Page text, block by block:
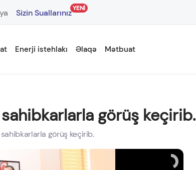
Sizin SuallarınızYENİ
Enerji istehlakı Əlaqə Mətbuat
sahibkarlarla görüş keçirib.
sahibkarlarla görüş keçirib.